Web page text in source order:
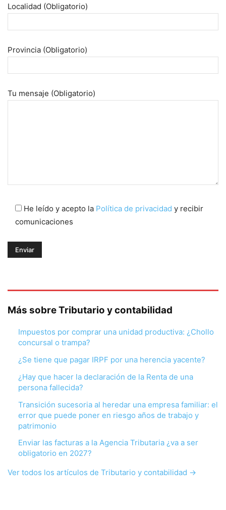
Localidad (Obligatorio)
Provincia (Obligatorio)
Tu mensaje (Obligatorio)
He leído y acepto la Política de privacidad y recibir
comunicaciones
Más sobre Tributario y contabilidad
Impuestos por comprar una unidad productiva: ¿Chollo
concursal o trampa?
¿Se tiene que pagar IRPF por una herencia yacente?
¿Hay que hacer la declaración de la Renta de una
persona fallecida?
Transición sucesoria al heredar una empresa familiar: el
error que puede poner en riesgo años de trabajo y
patrimonio
Enviar las facturas a la Agencia Tributaria ¿va a ser
obligatorio en 2027?
Ver todos los artículos de Tributario y contabilidad →